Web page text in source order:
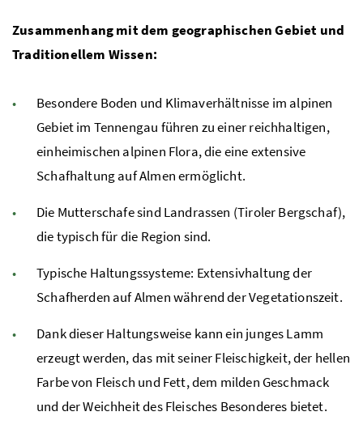
Zusammenhang mit dem geographischen Gebiet und
Traditionellem Wissen:
Besondere Boden und Klimaverhältnisse im alpinen
Gebiet im Tennengau führen zu einer reichhaltigen,
einheimischen alpinen Flora, die eine extensive
Schafhaltung auf Almen ermöglicht.
Die Mutterschafe sind Landrassen (Tiroler Bergschaf),
die typisch für die Region sind.
Typische Haltungssysteme: Extensivhaltung der
Schafherden auf Almen während der Vegetationszeit.
Dank dieser Haltungsweise kann ein junges Lamm
erzeugt werden, das mit seiner Fleischigkeit, der hellen
Farbe von Fleisch und Fett, dem milden Geschmack
und der Weichheit des Fleisches Besonderes bietet.